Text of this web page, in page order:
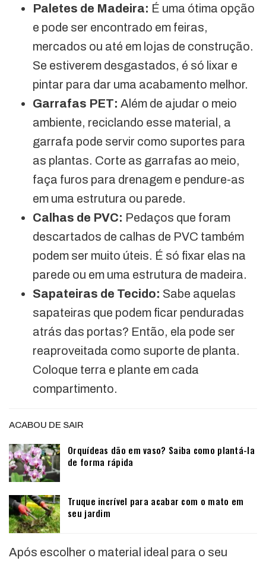
Paletes de Madeira: É uma ótima opção
e pode ser encontrado em feiras,
mercados ou até em lojas de construção.
Se estiverem desgastados, é só lixar e
pintar para dar uma acabamento melhor.
Garrafas PET: Além de ajudar o meio
ambiente, reciclando esse material, a
garrafa pode servir como suportes para
as plantas. Corte as garrafas ao meio,
faça furos para drenagem e pendure-as
em uma estrutura ou parede.
Calhas de PVC: Pedaços que foram
descartados de calhas de PVC também
podem ser muito úteis. É só fixar elas na
parede ou em uma estrutura de madeira.
Sapateiras de Tecido: Sabe aquelas
sapateiras que podem ficar penduradas
atrás das portas? Então, ela pode ser
reaproveitada como suporte de planta.
Coloque terra e plante em cada
compartimento.
ACABOU DE SAIR
Orquídeas dão em vaso? Saiba como plantá-la
de forma rápida
Truque incrível para acabar com o mato em
seu jardim
Após escolher o material ideal para o seu